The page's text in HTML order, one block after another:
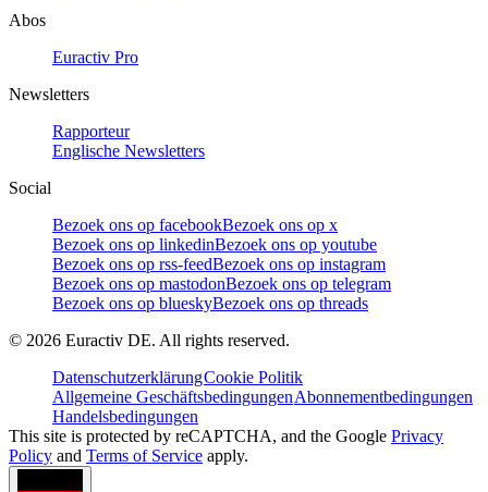
Abos
Euractiv Pro
Newsletters
Rapporteur
Englische Newsletters
Social
Bezoek ons op facebookBezoek ons op x
Bezoek ons op linkedinBezoek ons op youtube
Bezoek ons op rss-feedBezoek ons op instagram
Bezoek ons op mastodonBezoek ons op telegram
Bezoek ons op blueskyBezoek ons op threads
© 2026 Euractiv DE. All rights reserved.
DatenschutzerklärungCookie Politik
Allgemeine GeschäftsbedingungenAbonnementbedingungen
Handelsbedingungen
This site is protected by reCAPTCHA, and the Google Privacy
Policy and Terms of Service apply.